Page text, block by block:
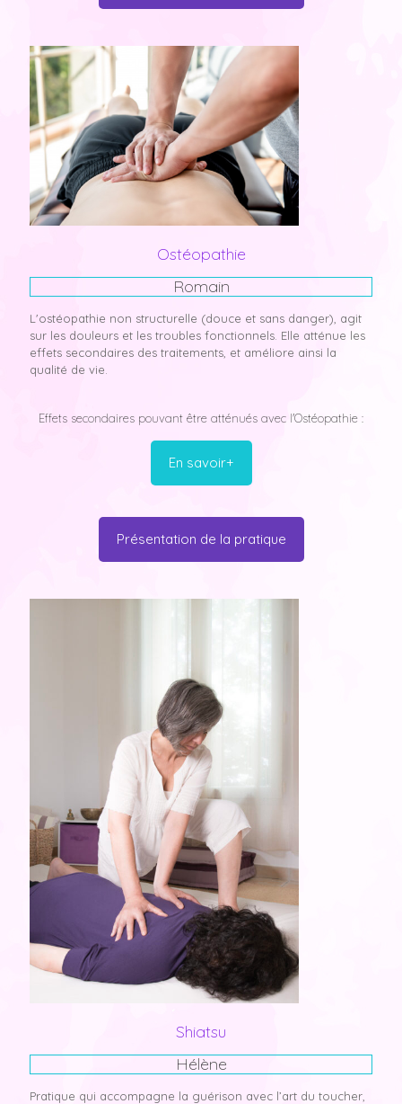
Ostéopathie
Romain
L'ostéopathie non structurelle (douce et sans danger), agit
sur les douleurs et les troubles fonctionnels. Elle atténue les
effets secondaires des traitements, et améliore ainsi la
qualité de vie.
Effets secondaires pouvant être atténués avec l'Ostéopathie :
En savoir+
Présentation de la pratique
Shiatsu
Hélène
Pratique qui accompagne la guérison avec l’art du toucher,